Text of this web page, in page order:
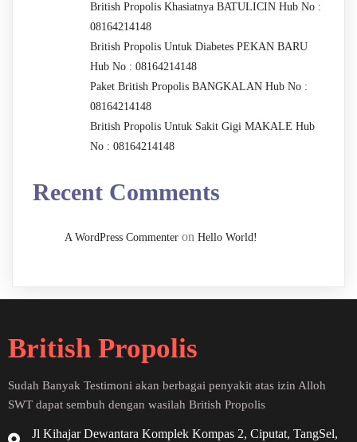
British Propolis Khasiatnya BATULICIN Hub No :
08164214148
British Propolis Untuk Diabetes PEKAN BARU
Hub No : 08164214148
Paket British Propolis BANGKALAN Hub No :
08164214148
British Propolis Untuk Sakit Gigi MAKALE Hub
No : 08164214148
Recent Comments
A WordPress Commenter on Hello World!
British Propolis
Sudah Banyak Testimoni akan berbagai penyakit atas izin Alloh
SWT dapat sembuh dengan wasilah British Propolis
Jl Kihajar Dewantara Komplek Kompas 2, Ciputat, TangSel,